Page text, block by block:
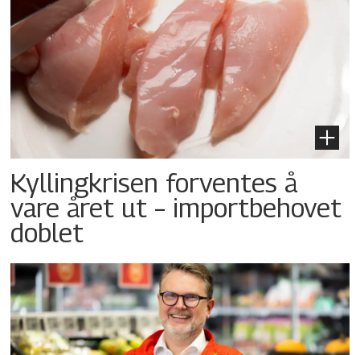
Kyllingkrisen forventes å
vare året ut – importbehovet
doblet